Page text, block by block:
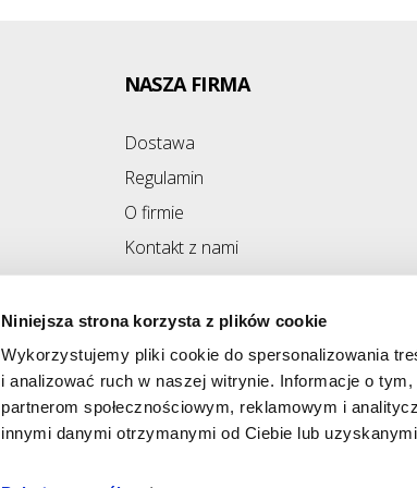
Niniejsza strona korzysta z plików cookie
Wykorzystujemy pliki cookie do spersonalizowania
i analizować ruch w naszej witrynie. Informacje o
partnerom społecznościowym, reklamowym i
innymi danymi otrzymanymi od Ciebie lub
NASZA FIRMA
Dostawa
Regulamin
O firmie
Kontakt z nami
Mapa strony